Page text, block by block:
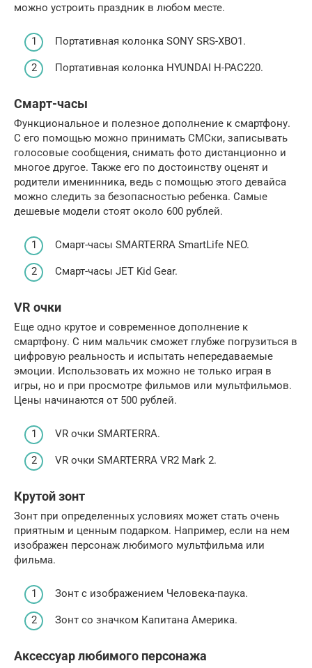
можно устроить праздник в любом месте.
Портативная колонка SONY SRS-XBO1.
Портативная колонка HYUNDAI H-PAC220.
Смарт-часы
Функциональное и полезное дополнение к смартфону.
С его помощью можно принимать СМСки, записывать
голосовые сообщения, снимать фото дистанционно и
многое другое. Также его по достоинству оценят и
родители именинника, ведь с помощью этого девайса
можно следить за безопасностью ребенка. Самые
дешевые модели стоят около 600 рублей.
Смарт-часы SMARTERRA SmartLife NEO.
Смарт-часы JET Kid Gear.
VR очки
Еще одно крутое и современное дополнение к
смартфону. С ним мальчик сможет глубже погрузиться в
цифровую реальность и испытать непередаваемые
эмоции. Использовать их можно не только играя в
игры, но и при просмотре фильмов или мультфильмов.
Цены начинаются от 500 рублей.
VR очки SMARTERRA.
VR очки SMARTERRA VR2 Mark 2.
Крутой зонт
Зонт при определенных условиях может стать очень
приятным и ценным подарком. Например, если на нем
изображен персонаж любимого мультфильма или
фильма.
Зонт с изображением Человека-паука.
Зонт со значком Капитана Америка.
Аксессуар любимого персонажа